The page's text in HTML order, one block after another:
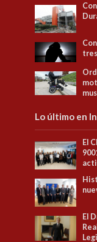
Lo último en
El
El